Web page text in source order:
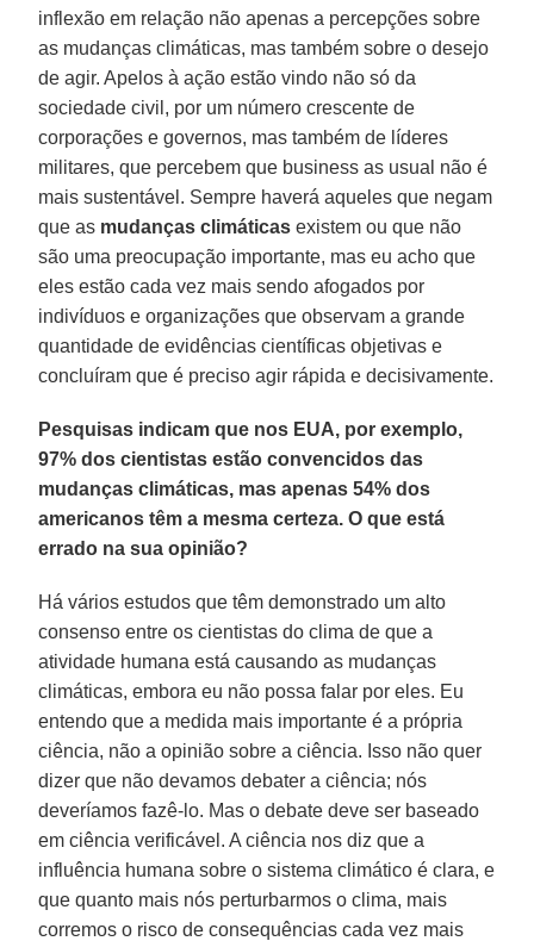
inflexão em relação não apenas a percepções sobre
as mudanças climáticas, mas também sobre o desejo
de agir. Apelos à ação estão vindo não só da
sociedade civil, por um número crescente de
corporações e governos, mas também de líderes
militares, que percebem que business as usual não é
mais sustentável. Sempre haverá aqueles que negam
que as mudanças climáticas existem ou que não
são uma preocupação importante, mas eu acho que
eles estão cada vez mais sendo afogados por
indivíduos e organizações que observam a grande
quantidade de evidências científicas objetivas e
concluíram que é preciso agir rápida e decisivamente.
Pesquisas indicam que nos EUA, por exemplo,
97% dos cientistas estão convencidos das
mudanças climáticas, mas apenas 54% dos
americanos têm a mesma certeza. O que está
errado na sua opinião?
Há vários estudos que têm demonstrado um alto
consenso entre os cientistas do clima de que a
atividade humana está causando as mudanças
climáticas, embora eu não possa falar por eles. Eu
entendo que a medida mais importante é a própria
ciência, não a opinião sobre a ciência. Isso não quer
dizer que não devamos debater a ciência; nós
deveríamos fazê-lo. Mas o debate deve ser baseado
em ciência verificável. A ciência nos diz que a
influência humana sobre o sistema climático é clara, e
que quanto mais nós perturbarmos o clima, mais
corremos o risco de consequências cada vez mais